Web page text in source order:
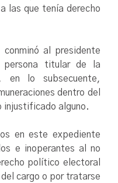
las que tenía derecho
al presidente
persona titular de la
en lo subsecuente,
dentro del
injustificado alguno.
en este expediente
e inoperantes al no
político electoral
cargo o por tratarse